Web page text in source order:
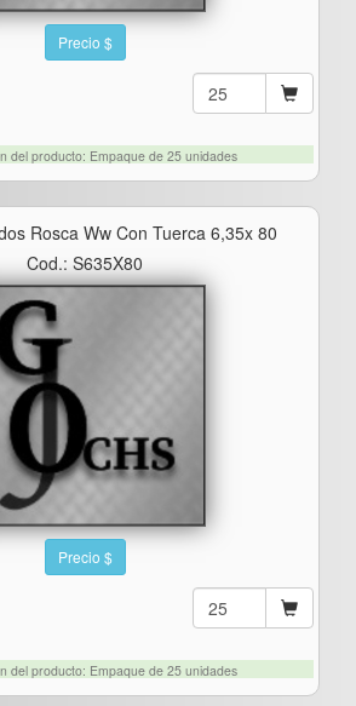
Precio $
del producto: Empaque de 25 unidades
Rosca Ww Con Tuerca 6,35x 80
Cod.: S635X80
Precio $
del producto: Empaque de 25 unidades